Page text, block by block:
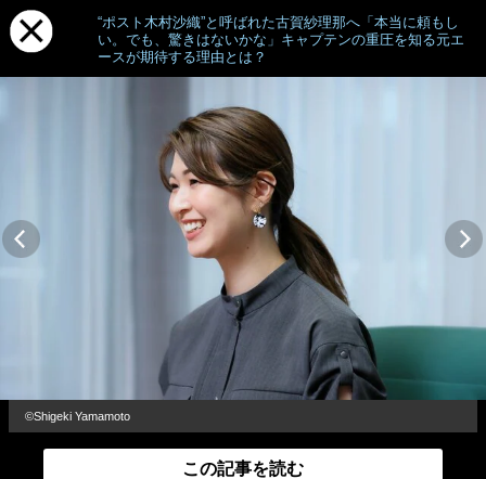
“ポスト木村沙織”と呼ばれた古賀紗理那へ「本当に頼もし
い。でも、驚きはないかな」キャプテンの重圧を知る元エ
ースが期待する理由とは？
©︎Shigeki Yamamoto
この記事を読む